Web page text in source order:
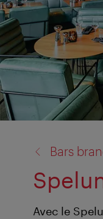
Bars
Avec le